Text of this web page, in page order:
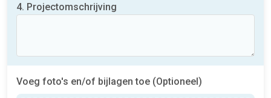
4. Projectomschrijving
Voeg foto's en/of bijlagen toe (Optioneel)